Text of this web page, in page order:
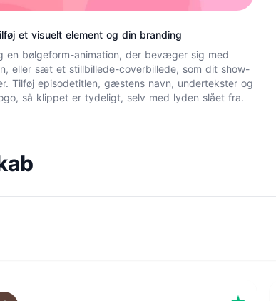
et visuelt element og din branding
en bølgeform-animation, der bevæger sig med
eller sæt et stillbillede-coverbillede, som dit show-
Tilføj episodetitlen, gæstens navn, undertekster og
så klippet er tydeligt, selv med lyden slået fra.